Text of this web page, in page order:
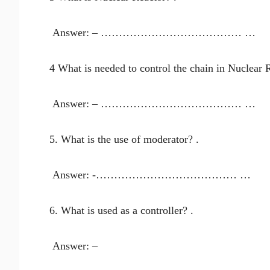
Answer: – ………………………………… …
4 What is needed to control the chain in Nuclear
Answer: – ………………………………… …
5. What is the use of moderator? .
Answer: -………………………………… …
6. What is used as a controller? .
Answer: –